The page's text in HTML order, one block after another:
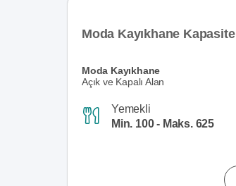
Moda Kayıkhane Kapasite
Moda Kayıkhane
Açık ve Kapalı Alan
Yemekli
Min. 100 - Maks. 625